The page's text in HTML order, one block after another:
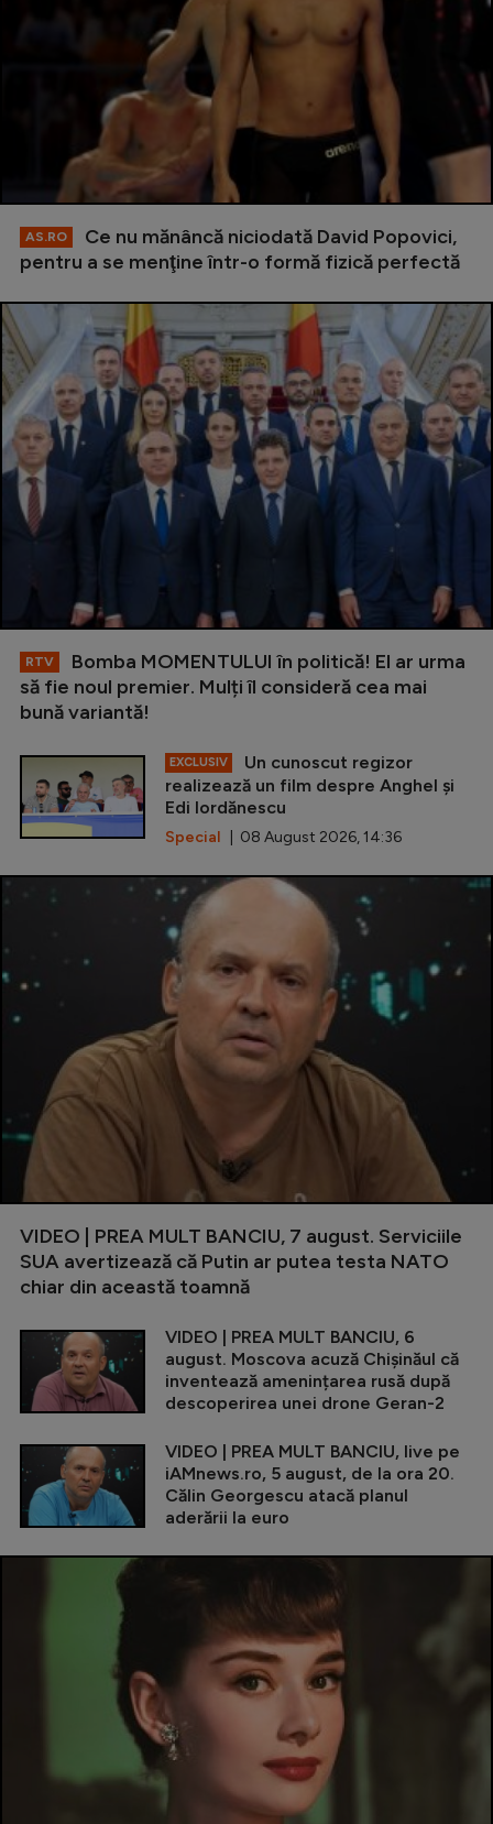
AS.RO
Ce nu mănâncă niciodată David Popovici,
pentru a se menţine într-o formă fizică perfectă
RTV
Bomba MOMENTULUI în politică! El ar urma
să fie noul premier. Mulți îl consideră cea mai
bună variantă!
EXCLUSIV
Un cunoscut regizor
realizează un film despre Anghel și
Edi Iordănescu
Special | 08 August 2026, 14:36
VIDEO | PREA MULT BANCIU, 7 august. Serviciile
SUA avertizează că Putin ar putea testa NATO
chiar din această toamnă
VIDEO | PREA MULT BANCIU, 6
august. Moscova acuză Chișinăul că
inventează amenințarea rusă după
descoperirea unei drone Geran-2
VIDEO | PREA MULT BANCIU, live pe
iAMnews.ro, 5 august, de la ora 20.
Călin Georgescu atacă planul
aderării la euro